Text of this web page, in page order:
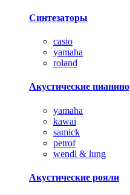
Синтезаторы
casio
yamaha
roland
Акустические пианино
yamaha
kawai
samick
petrof
wendl & lung
Акустические рояли